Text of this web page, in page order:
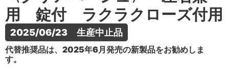
用 錠付 ラクラクローズ付用
2025/06/23　生産中止品
代替推奨品は、2025年6月発売の新製品をお勧めしま
す。